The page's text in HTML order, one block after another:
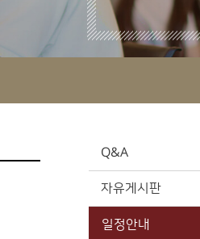
Q&A
자유게시판
일정안내